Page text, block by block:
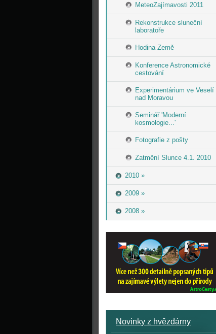
MeteoZajímavosti 2011
Rekonstrukce sluneční
laboratoře
Hodina Země
Konference Astronomické
cestování
Experimentárium ve Veselí
nad Moravou
Seminář 'Moderní
kosmologie...'
Fotografie z pošty
Zatmění Slunce 4.1. 2010
2010 »
2009 »
2008 »
Novinky z hvězdárny